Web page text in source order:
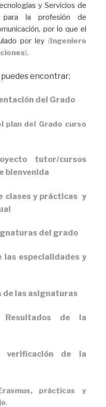
y Servicios de
para la profesión de
por lo que el
por ley (Ingeniero
).
encontrar:
del Grado
plan del Grado curso
tutor/cursos
bienvenida
clases y prácticas y
del grado
las especialidades y
de las asignaturas
de la
verificación de la
prácticas y
.